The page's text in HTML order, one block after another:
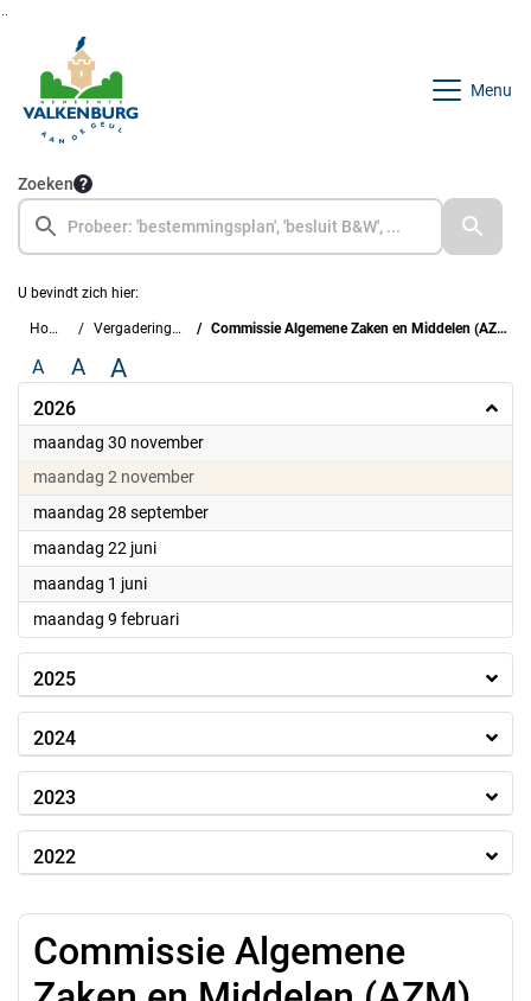
Menu
Zoeken
U bevindt zich hier:
Home Vergaderingen Commissie Algemene Zaken en Middelen (AZM)
A A A
2026
maandag 30 november2026
maandag 2 november2026
maandag 28 september2026
maandag 22 juni2026
maandag 1 juni2026
maandag 9 februari2026
2025
2024
2023
2022
Commissie Algemene